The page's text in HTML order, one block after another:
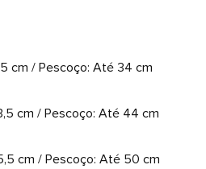
cm / Pescoço: Até 34 cm
cm / Pescoço: Até 44 cm
cm / Pescoço: Até 50 cm